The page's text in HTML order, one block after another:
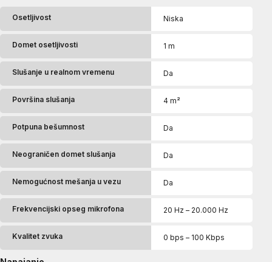
Osetljivost Niska
Domet osetljivosti 1 m
Slušanje u realnom vremenu Da
Površina slušanja 4 m²
Potpuna bešumnost Da
Neograničen domet slušanja Da
Nemogućnost mešanja u vezu Da
Frekvencijski opseg mikrofona 20 Hz – 20.000 Hz
Kvalitet zvuka 0 bps – 100 Kbps